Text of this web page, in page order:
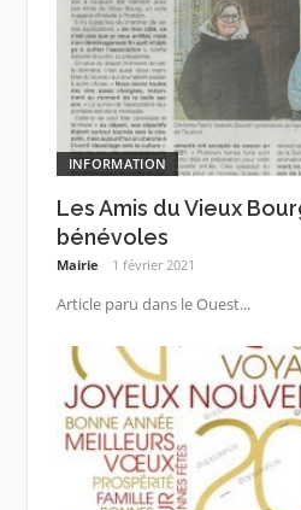
INFORMATION
Les Amis du Vieux
bénévoles
Mairie 1 février 2021
Article paru dans le Ouest...